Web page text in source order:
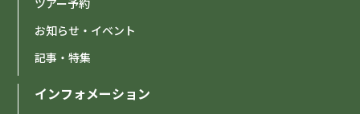
ツアー予約
お知らせ・イベント
記事・特集
インフォメーション